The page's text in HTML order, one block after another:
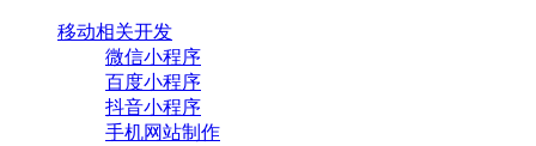
移动相关开发
微信小程序
百度小程序
抖音小程序
手机网站制作